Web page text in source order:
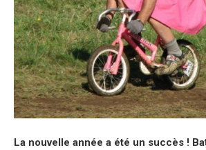
La nouvelle année a été un succès !